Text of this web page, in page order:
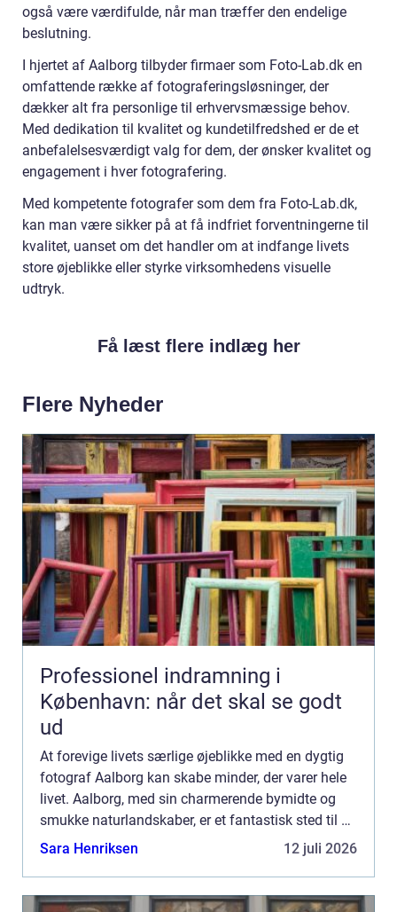
også være værdifulde, når man træffer den endelige
beslutning.
I hjertet af Aalborg tilbyder firmaer som Foto-Lab.dk en
omfattende række af fotograferingsløsninger, der
dækker alt fra personlige til erhvervsmæssige behov.
Med dedikation til kvalitet og kundetilfredshed er de et
anbefalelsesværdigt valg for dem, der ønsker kvalitet og
engagement i hver fotografering.
Med kompetente fotografer som dem fra Foto-Lab.dk,
kan man være sikker på at få indfriet forventningerne til
kvalitet, uanset om det handler om at indfange livets
store øjeblikke eller styrke virksomhedens visuelle
udtryk.
Få læst flere indlæg her
Flere Nyheder
Professionel indramning i
København: når det skal se godt
ud
At forevige livets særlige øjeblikke med en dygtig
fotograf Aalborg kan skabe minder, der varer hele
livet. Aalborg, med sin charmerende bymidte og
smukke naturlandskaber, er et fantastisk sted til at
indfange personlige og professionell...
Sara Henriksen 12 juli 2026